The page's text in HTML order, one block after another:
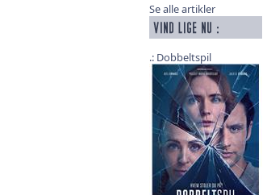
Se alle artikler
Dobbeltspil